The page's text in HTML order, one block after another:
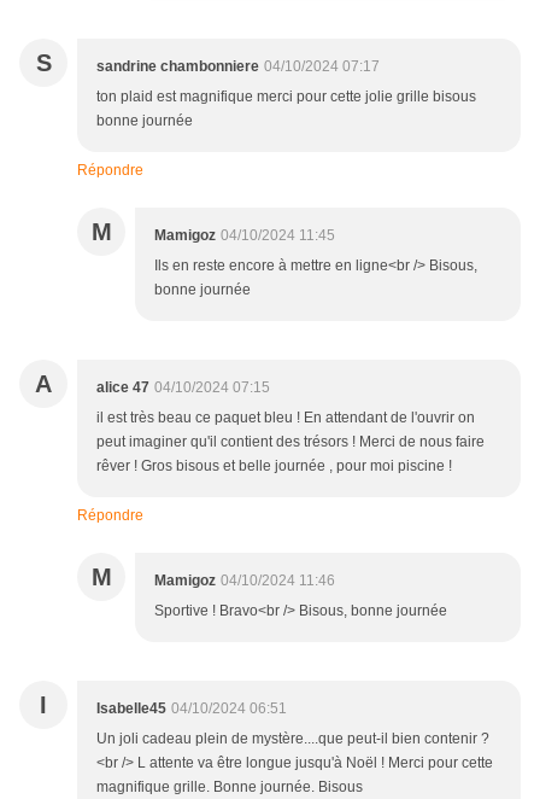
S sandrine chambonniere 04/10/2024 07:17
ton plaid est magnifique merci pour cette jolie grille bisous
bonne journée
Répondre
M Mamigoz 04/10/2024 11:45
Ils en reste encore à mettre en ligne<br /> Bisous,
bonne journée
A alice 47 04/10/2024 07:15
il est très beau ce paquet bleu ! En attendant de l'ouvrir on
peut imaginer qu'il contient des trésors ! Merci de nous faire
rêver ! Gros bisous et belle journée , pour moi piscine !
Répondre
M Mamigoz 04/10/2024 11:46
Sportive ! Bravo<br /> Bisous, bonne journée
I Isabelle45 04/10/2024 06:51
Un joli cadeau plein de mystère....que peut-il bien contenir ?
<br /> L attente va être longue jusqu'à Noël ! Merci pour cette
magnifique grille. Bonne journée. Bisous